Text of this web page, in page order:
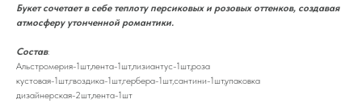
Букет сочетает в себе теплоту персиковых и розовых оттенков, создавая
атмосферу утонченной романтики.
Состав:
Альстромерия-1шт,лента-1шт,лизиантус-1шт,роза
кустовая-1шт,гвоздика-1шт,гербера-1шт,сантини-1шт,упаковка
дизайнерская-2шт,лента-1шт